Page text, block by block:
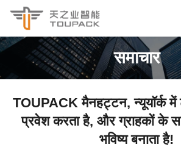
समाचार
TOUPACK मैनहट्टन, न्यूयॉर्क में
प्रवेश करता है, और ग्राहकों के
भविष्य बनाता है!